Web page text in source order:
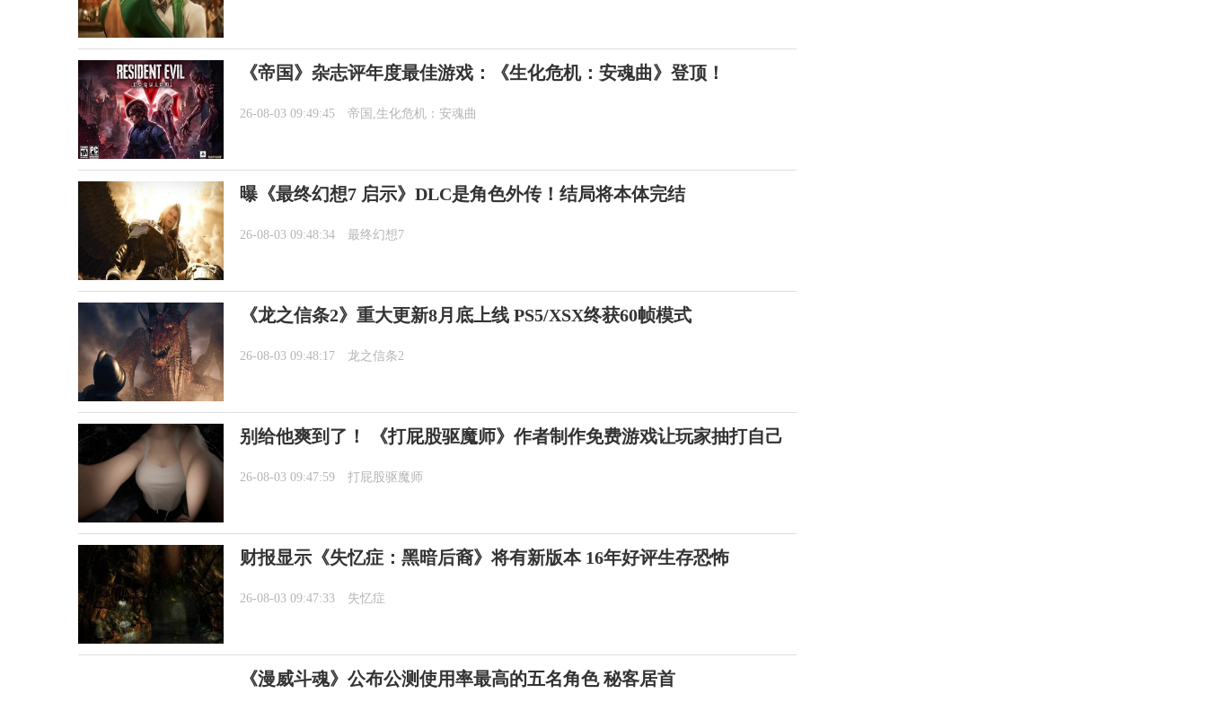
《帝国》杂志评年度最佳游戏：《生化危机：安魂曲》登顶！
26-08-03 09:49:45 帝国,生化危机：安魂曲
曝《最终幻想7 启示》DLC是角色外传！结局将本体完结
26-08-03 09:48:34 最终幻想7
《龙之信条2》重大更新8月底上线 PS5/XSX终获60帧模式
26-08-03 09:48:17 龙之信条2
别给他爽到了！ 《打屁股驱魔师》作者制作免费游戏让玩家抽打自己
26-08-03 09:47:59 打屁股驱魔师
财报显示《失忆症：黑暗后裔》将有新版本 16年好评生存恐怖
26-08-03 09:47:33 失忆症
《漫威斗魂》公布公测使用率最高的五名角色 秘客居首